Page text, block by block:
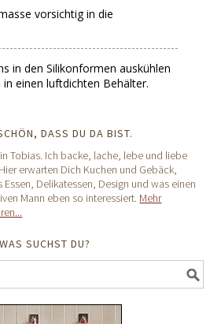
vorsichtig in die
in den Silikonformen auskühlen
einen luftdichten Behälter.
DASS DU DA BIST.
Tobias. Ich backe, lache, lebe und liebe
erwarten Dich Kuchen und Gebäck,
Essen, Delikatessen, Design und was einen
Mann eben so interessiert. Mehr
WAS SUCHST DU?